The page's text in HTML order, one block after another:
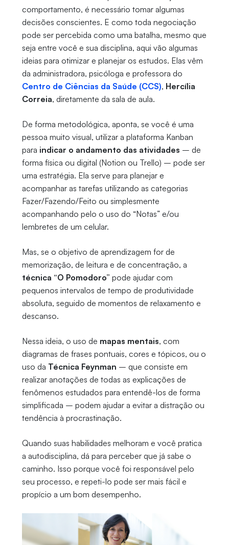
comportamento, é necessário tomar algumas
decisões conscientes. E como toda negociação
pode ser percebida como uma batalha, mesmo que
seja entre você e sua disciplina, aqui vão algumas
ideias para otimizar e planejar os estudos. Elas vêm
da administradora, psicóloga e professora do
Centro de Ciências da Saúde (CCS), Hercília
Correia, diretamente da sala de aula.
De forma metodológica, aponta, se você é uma
pessoa muito visual, utilizar a plataforma Kanban
para indicar o andamento das atividades – de
forma física ou digital (Notion ou Trello) – pode ser
uma estratégia. Ela serve para planejar e
acompanhar as tarefas utilizando as categorias
Fazer/Fazendo/Feito ou simplesmente
acompanhando pelo o uso do “Notas” e/ou
lembretes de um celular.
Mas, se o objetivo de aprendizagem for de
memorização, de leitura e de concentração, a
técnica “O Pomodoro” pode ajudar com
pequenos intervalos de tempo de produtividade
absoluta, seguido de momentos de relaxamento e
descanso.
Nessa ideia, o uso de mapas mentais, com
diagramas de frases pontuais, cores e tópicos, ou o
uso da Técnica Feynman – que consiste em
realizar anotações de todas as explicações de
fenômenos estudados para entendê-los de forma
simplificada – podem ajudar a evitar a distração ou
tendência à procrastinação.
Quando suas habilidades melhoram e você pratica
a autodisciplina, dá para perceber que já sabe o
caminho. Isso porque você foi responsável pelo
seu processo, e repeti-lo pode ser mais fácil e
propício a um bom desempenho.